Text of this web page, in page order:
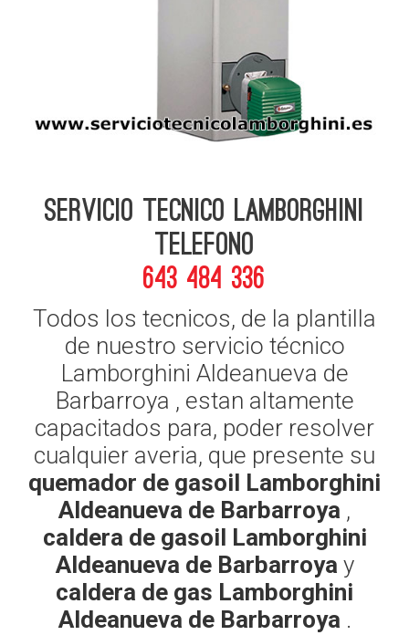
Servicio Tecnico Lamborghini
telefono
643 484 336
Todos los tecnicos, de la plantilla
de nuestro servicio técnico
Lamborghini Aldeanueva de
Barbarroya , estan altamente
capacitados para, poder resolver
cualquier averia, que presente su
quemador de gasoil Lamborghini
Aldeanueva de Barbarroya ,
caldera de gasoil Lamborghini
Aldeanueva de Barbarroya y
caldera de gas Lamborghini
Aldeanueva de Barbarroya .